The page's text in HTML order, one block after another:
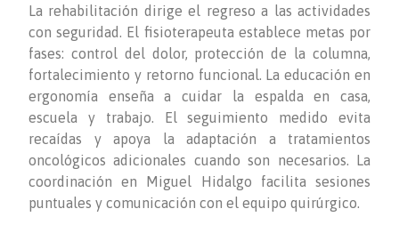
La rehabilitación dirige el regreso a las actividades
con seguridad. El fisioterapeuta establece metas por
fases: control del dolor, protección de la columna,
fortalecimiento y retorno funcional. La educación en
ergonomía enseña a cuidar la espalda en casa,
escuela y trabajo. El seguimiento medido evita
recaídas y apoya la adaptación a tratamientos
oncológicos adicionales cuando son necesarios. La
coordinación en Miguel Hidalgo facilita sesiones
puntuales y comunicación con el equipo quirúrgico.